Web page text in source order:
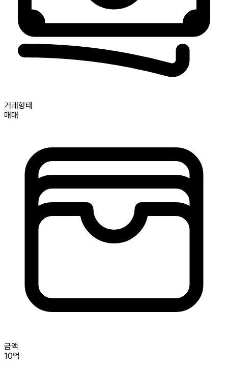
거래형태
매매
금액
10억